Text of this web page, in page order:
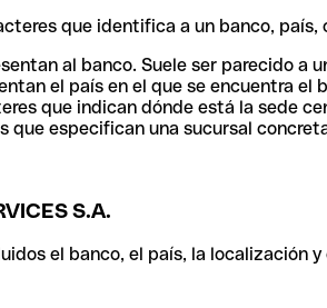
que identifica a un banco, país,
al banco. Suele ser parecido a
el país en el que se encuentra el
que indican dónde está la sede
que especifican una sucursal
S.A.
el banco, el país, la localización